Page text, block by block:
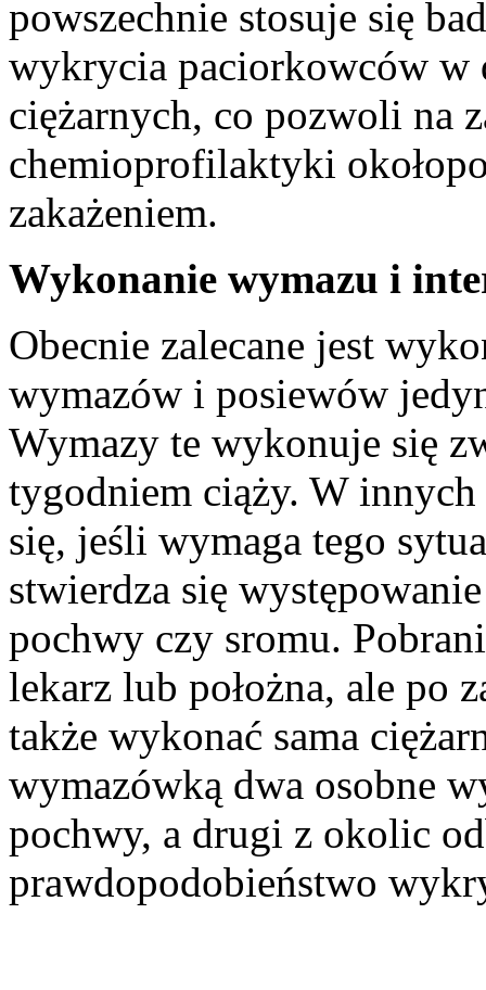
powszechnie stosuje się
wykrycia paciorkowców w
ciężarnych, co pozwoli na
chemioprofilaktyki
zakażeniem.
Wykonanie wymazu i
Obecnie zalecane jest
wymazów i posiewów
Wymazy te wykonuje się
tygodniem ciąży. W
się, jeśli wymaga tego
stwierdza się
pochwy czy sromu.
lekarz lub położna, ale po
także wykonać sama
wymazówką dwa osobne
pochwy, a drugi z okolic
prawdopodobieństwo